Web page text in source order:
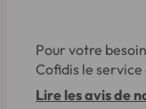
Pour votre
Cofidis le
Lire les avis de